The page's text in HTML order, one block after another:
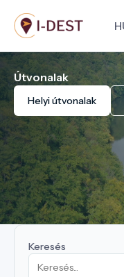
Ugrás
a
tartalomra
Útvonalak
Helyi útvonalak
Keresés